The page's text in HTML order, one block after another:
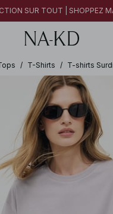
SUR TOUT | SHOPPEZ
/ T-Shirts / T-shirts